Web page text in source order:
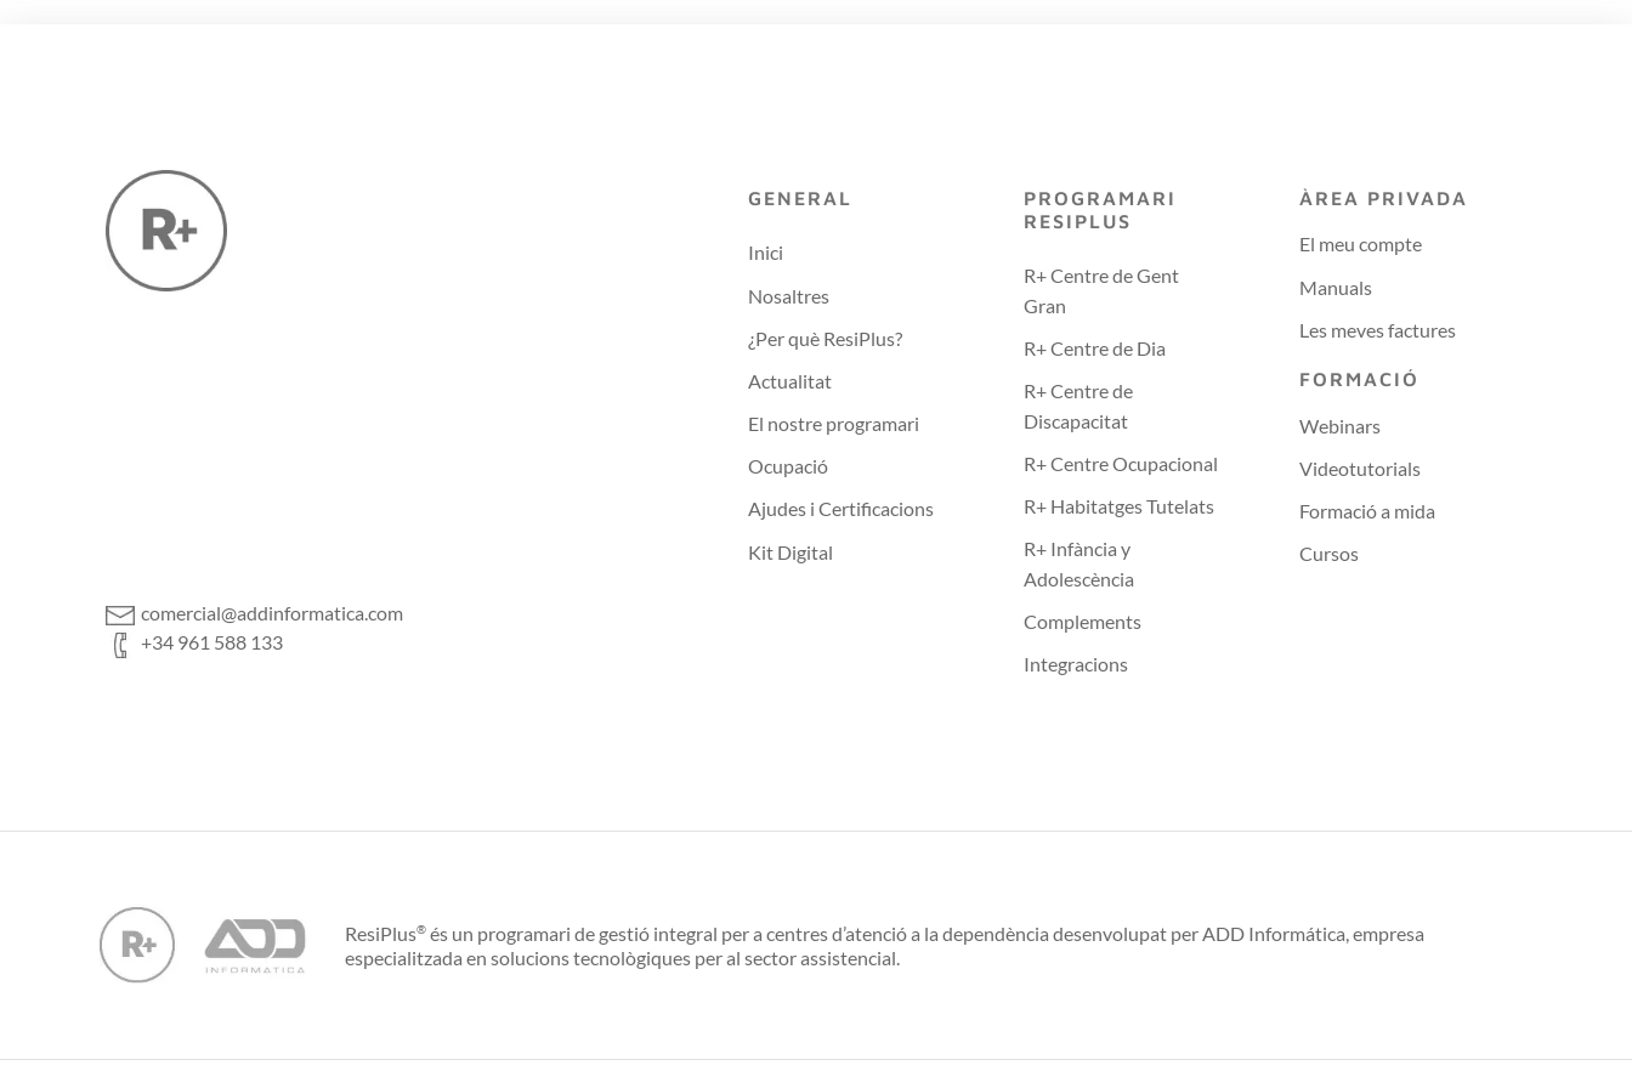
comercial@addinformatica.com
+34 961 588 133
GENERAL
Inici
Nosaltres
¿Per què ResiPlus?
Actualitat
El nostre programari
Ocupació
Ajudes i Certificacions
Kit Digital
PROGRAMARI
RESIPLUS
R+ Centre de Gent
Gran
R+ Centre de Dia
R+ Centre de
Discapacitat
R+ Centre Ocupacional
R+ Habitatges Tutelats
R+ Infància y
Adolescència
Complements
Integracions
ÀREA PRIVADA
El meu compte
Manuals
Les meves factures
FORMACIÓ
Webinars
Videotutorials
Formació a mida
Cursos
ResiPlus®és un programari de gestió integral per a centres d’atenció a la dependència desenvolupat per ADD Informática, empresa
especialitzada en solucions tecnològiques per al sector assistencial.